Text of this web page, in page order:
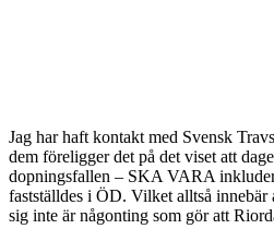
Jag har haft kontakt med Svensk
dem föreligger det på det viset att
dopningsfallen – SKA VARA
fastställdes i ÖD. Vilket alltså innebär
sig inte är någonting som gör att